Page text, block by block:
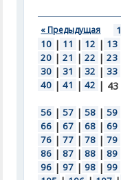
« Предыдущая 1
10 | 11 | 12 | 13
20 | 21 | 22 | 23
30 | 31 | 32 | 33
40 | 41 | 42 | 43
56 | 57 | 58 | 59
66 | 67 | 68 | 69
76 | 77 | 78 | 79
86 | 87 | 88 | 89
96 | 97 | 98 | 99